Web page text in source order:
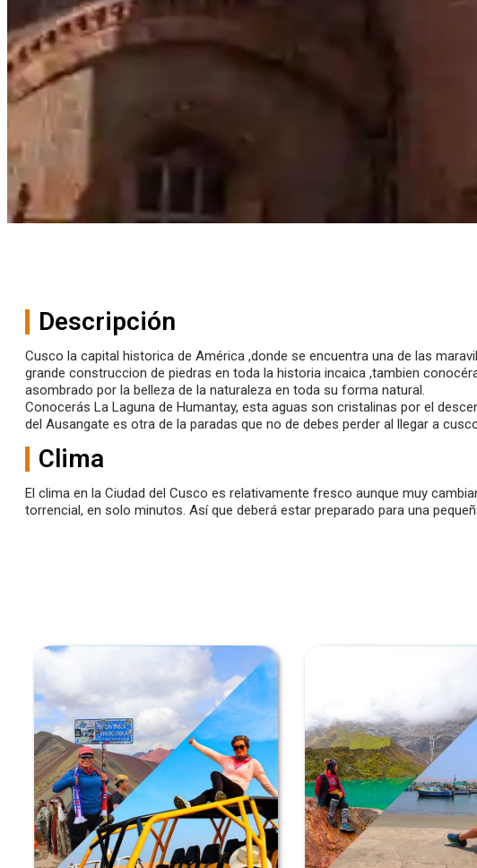
Descripción
Cusco la capital historica de América ,donde se encuentra una de las
grande construccion de piedras en toda la historia incaica ,tambien
asombrado por la belleza de la naturaleza en toda su forma natural.
Conocerás La Laguna de Humantay, esta aguas son cristalinas por el
del Ausangate es otra de la paradas que no de debes perder al llegar a
Clima
El clima en la Ciudad del Cusco es relativamente fresco aunque muy
torrencial, en solo minutos. Así que deberá estar preparado para una